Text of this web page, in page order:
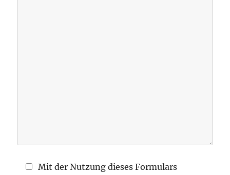
l
Mit der Nutzung dieses Formulars